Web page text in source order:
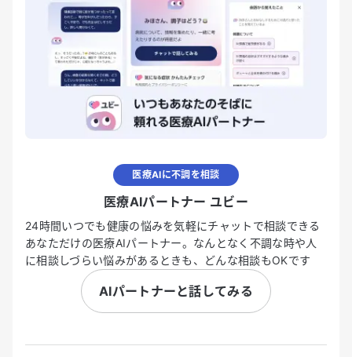
医療AIに不調を相談
医療AIパートナー ユビー
24時間いつでも健康の悩みを気軽にチャットで相談できる
あなただけの医療AIパートナー。なんとなく不調な時や人
に相談しづらい悩みがあるときも、どんな相談もOKです
AIパートナーと話してみる